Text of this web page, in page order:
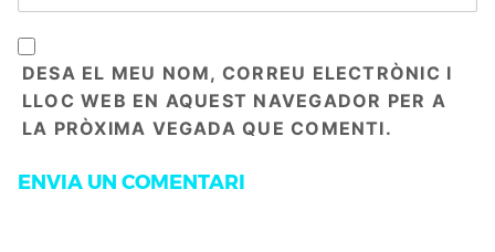
DESA EL MEU NOM, CORREU ELECTRÒNIC I
LLOC WEB EN AQUEST NAVEGADOR PER A
LA PRÒXIMA VEGADA QUE COMENTI.